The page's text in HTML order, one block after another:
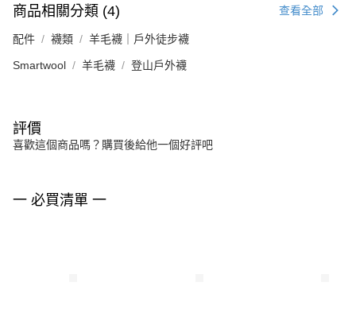
商品相關分類 (4) 查看全部
配件 襪類 羊毛襪｜戶外徒步襪
Smartwool 羊毛襪 登山戶外襪
評價
喜歡這個商品嗎？購買後給他一個好評吧
一 必買清單 一